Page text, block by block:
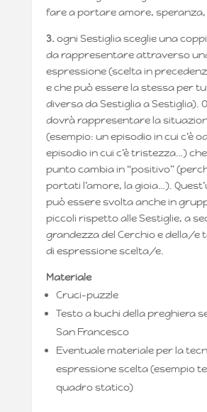
fare a portare amore,
3.ogni Sestiglia sceglie una
da rappresentare attraverso
espressione (scelta in
e che può essere la stessa per
diversa da Sestiglia a Sestiglia).
dovrà rappresentare la
(esempio: un episodio in cui c’è
episodio in cui c’è tristezza…)
punto cambia in “positivo”
portati l’amore, la gioia…).
può essere svolta anche in
piccoli rispetto alle Sestiglie, a
grandezza del Cerchio e della/e
di espressione scelta/e.
Materiale
Cruci-puzzle
Testo a buchi della preghiera
San Francesco
Eventuale materiale per la
espressione scelta (esempio
quadro statico)